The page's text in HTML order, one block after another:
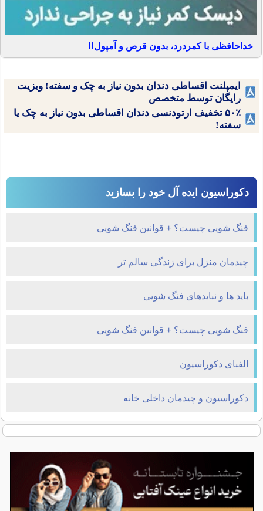
خداحافظی با کمردرد، بدون قرص و آمپول!!
ایمپلنت اقساطی دندان بدون نیاز به چک و سفته! ویزیت
رایگان توسط متخصص
۵۰٪ تخفیف ارتودنسی دندان اقساطی بدون نیاز به چک یا
سفته!
دکوراسیون ایده آل خود را بسازید
فنگ شویی چیست؟ + قوانین فنگ شویی
چیدمان منزل برای زندگی سالم تر
باید ها و نبایدهای فنگ شویی
فنگ شویی چیست؟ + قوانین فنگ شویی
الفبای دکوراسیون
دکوراسیون و چیدمان داخلی خانه